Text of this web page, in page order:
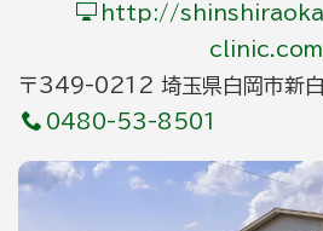
http://
〒349-0212 埼玉県白岡市新
0480-53-8501